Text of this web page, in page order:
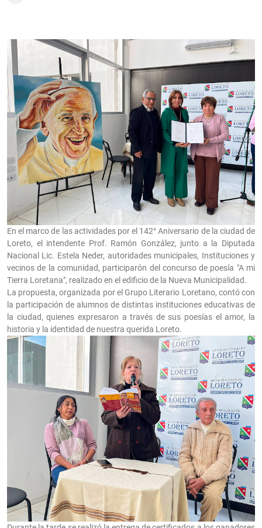
En el marco de las actividades por el 142° Aniversario de la ciudad de
Loreto, el intendente Prof. Ramón González, junto a la Diputada
Nacional Lic. Estela Neder, autoridades municipales, Instituciones y
vecinos de la comunidad, participarón del concurso de poesía "A mi
Tierra Loretana", realizado en el edificio de la Nueva Municipalidad.
La propuesta, organizada por el Grupo Literario Loretano, contó con
la participación de alumnos de distintas instituciones educativas de
la ciudad, quienes expresaron a través de sus poesías el amor, la
historia y la identidad de nuestra querida Loreto.